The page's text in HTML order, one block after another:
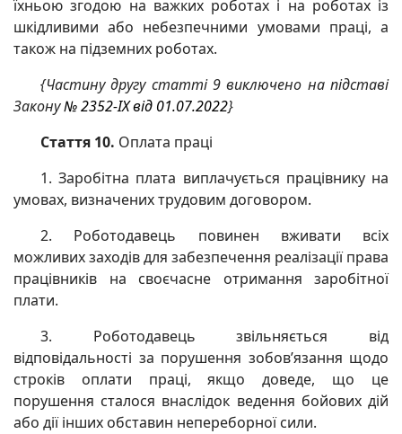
їхньою згодою на важких роботах і на роботах із
шкідливими або небезпечними умовами праці, а
також на підземних роботах.
{Частину другу статті 9 виключено на підставі
Закону№ 2352-IX від 01.07.2022}
Стаття 10. Оплата праці
1. Заробітна плата виплачується працівнику на
умовах, визначених трудовим договором.
2. Роботодавець повинен вживати всіх
можливих заходів для забезпечення реалізації права
працівників на своєчасне отримання заробітної
плати.
3. Роботодавець звільняється від
відповідальності за порушення зобов’язання щодо
строків оплати праці, якщо доведе, що це
порушення сталося внаслідок ведення бойових дій
або дії інших обставин непереборної сили.